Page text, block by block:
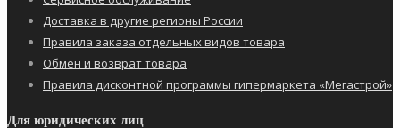
Доставка в другие регионы России
Правила заказа отдельных видов товара
Обмен и возврат товара
Правила дисконтной программы гипермаркета «Мегастрой»
Для юридических лиц